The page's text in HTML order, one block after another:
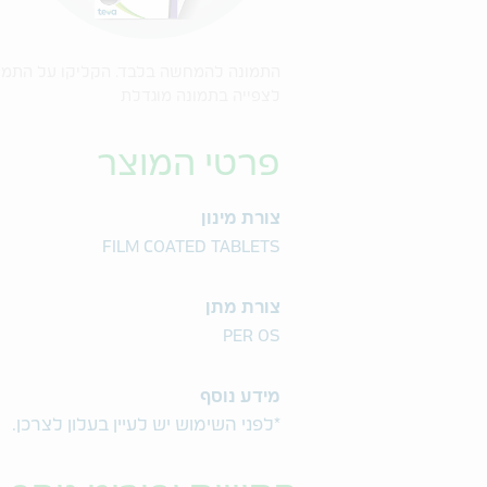
פרטי המוצר
צורת מינון
FILM COATED TABLETS
צורת מתן
PER OS
מידע נוסף
*לפני השימוש יש לעיין בעלון לצרכן.